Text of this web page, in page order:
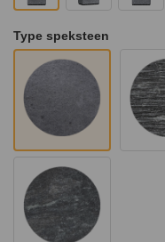
Type speksteen